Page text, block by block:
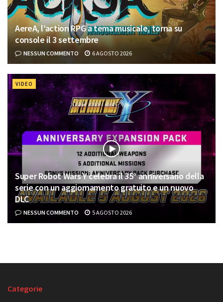
AereA, l’action RPG a tema musicale, torna su
console il 3 settembre
NESSUN COMMENTO 6 AGOSTO 2026
VIDEO
Super Robot Wars Y celebra il 35° anniversario della
serie con un aggiornamento gratuito e un nuovo
DLC
NESSUN COMMENTO 5 AGOSTO 2026
Categorie